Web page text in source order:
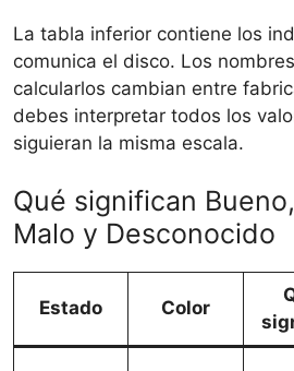
La tabla inferior contiene los
comunica el disco. Los
calcularlos cambian entre
debes interpretar todos los
siguieran la misma escala.
Qué significan
Malo y Desconocido
Estado Color